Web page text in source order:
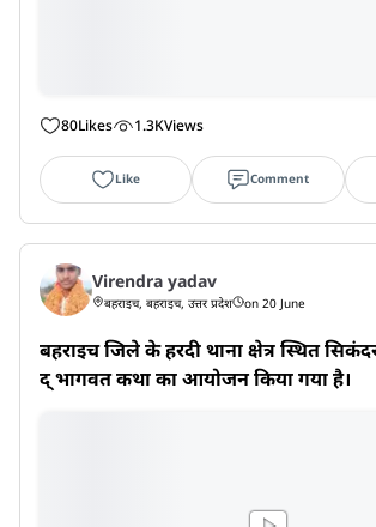
80Likes 1.3KViews
Like Comment
Virendra yadav
बहराइच, बहराइच, उत्तर प्रदेश on 20 June
बहराइच जिले के हरदी थाना क्षेत्र स्थित
द् भागवत कथा का आयोजन किया गया है।